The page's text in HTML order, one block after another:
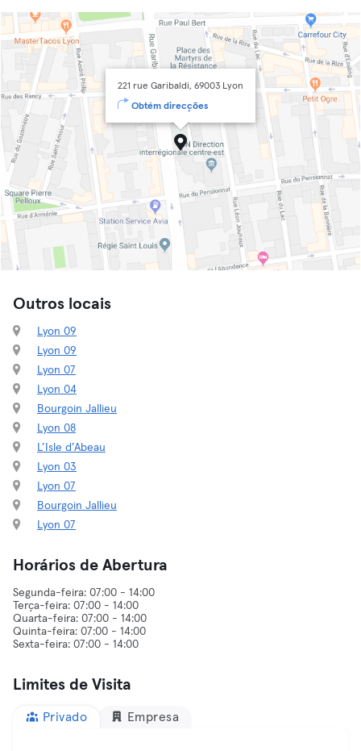
221 rue Garibaldi, 69003 Lyon
Obtém direcções
Outros locais
Lyon 09
Lyon 09
Lyon 07
Lyon 04
Bourgoin Jallieu
Lyon 08
L’Isle d’Abeau
Lyon 03
Lyon 07
Bourgoin Jallieu
Lyon 07
Horários de Abertura
Segunda-feira: 07:00 - 14:00
Terça-feira: 07:00 - 14:00
Quarta-feira: 07:00 - 14:00
Quinta-feira: 07:00 - 14:00
Limites de Visita
Privado Empresa